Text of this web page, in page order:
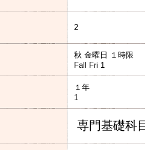
2
秋 金曜日 １時限
Fall Fri 1
１年
1
専門基礎科